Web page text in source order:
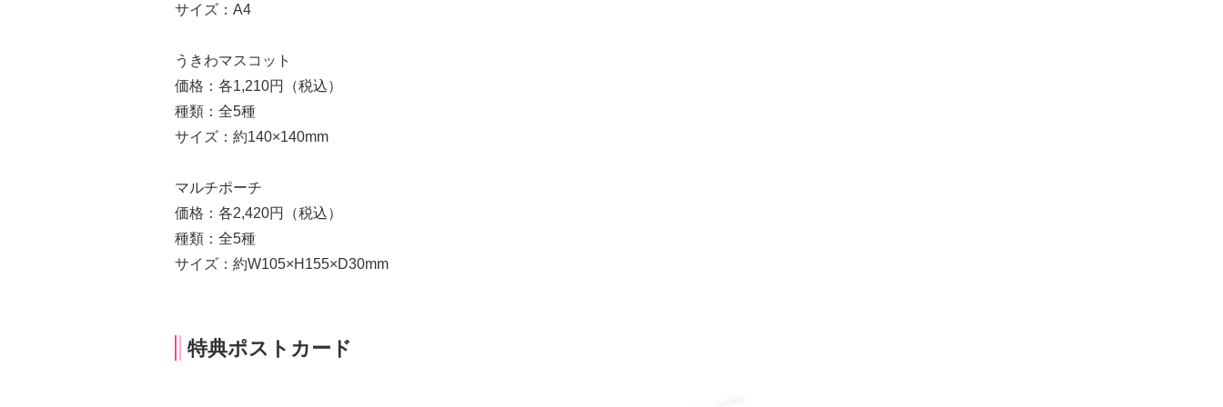
サイズ：A4
うきわマスコット
価格：各1,210円（税込）
種類：全5種
サイズ：約140×140mm
マルチポーチ
価格：各2,420円（税込）
種類：全5種
サイズ：約W105×H155×D30mm
特典ポストカード